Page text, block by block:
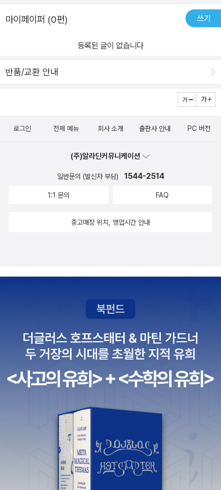
다. 이 책은 저자가 10년 넘게 탐구하고 실천하며 체득한 7가지 회복
하면서 깨달은 것들 겪어본 자만이 쓸 수 있는 회복의 실전 지침서 이
주지 못한다는 것을 다름 아닌 저자가 가장 잘 알기 때문이다. 전문가
이 회복하면서 알게 된 실전 기록을 담았다. 그래서 이 책의 문장은 겸
력이 어우러져 그 어떤 우울증 관련서보다 생생하고, 회복의 지침 또
탈출의 7가지 기술을 소개하며, 회복의 진정한 의미를 되새긴다. 우
울증이 왜 생기고 어떤 경로로 깊어지는지 이해를 돕고자 자신의 고
정보를 두루 소개해 치유의 첫걸음을 쉽게 내디딜 수 있도록 돕는다.
다. 그러나 약물치료를 받고, 운동과 명상을 하고, 다시 우울해지려는
계기로 마음의 평온을 찾고, 진정한 자신을 발견했으며, 삶의 방향을
이루는 이들에게, 이 책은 가장 절절한 공감과 실용적인 솔루션을 동
시에 전해줄 것이다.
마이페이퍼 (0편) 쓰기
등록된 글이 없습니다
반품/교환 안내
로그인 전체 메뉴 회사 소개 출판사 안내 PC 버전
(주)알라딘커뮤니케이션
일반문의 (발신자 부담) 1544-2514
1:1 문의 FAQ
중고매장 위치, 영업시간 안내